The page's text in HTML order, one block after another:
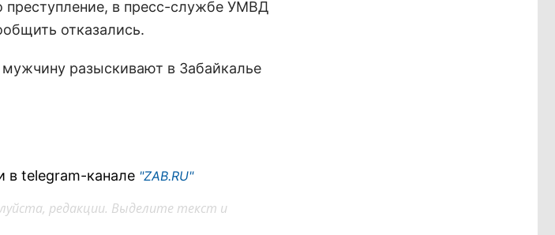
преступление, в пресс-службе УМВД
отказались.
в telegram-канале "ZAB.RU"
редакции. Выделите текст и